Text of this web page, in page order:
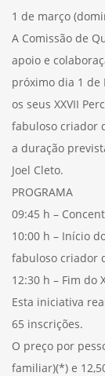
1 de março
A Comissão de
apoio e
próximo dia 1 de
os seus XXVII
fabuloso criador
a duração
Joel Cleto.
PROGRAMA
09:45 h –
10:00 h – Início
fabuloso criador
12:30 h – Fim do
Esta iniciativa
65 inscrições.
O preço por
familiar)(*) e